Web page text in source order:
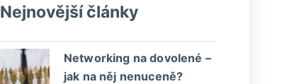
Nejnovější články
Networking na dovolené –
jak na něj nenuceně?